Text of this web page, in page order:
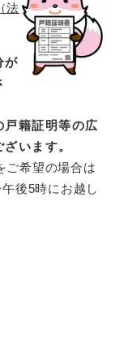
法
が
籍証明等の広
います。
ご希望の場合は
後5時にお越し